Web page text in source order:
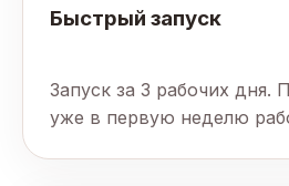
Быстрый запуск
Запуск за 3 рабочих дня.
уже в первую неделю